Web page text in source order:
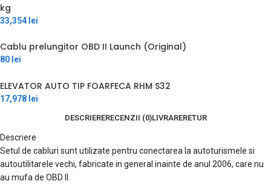
kg
33,354 lei
Cablu prelungitor OBD II Launch (Original)
80 lei
ELEVATOR AUTO TIP FOARFECA RHM S32
17,978 lei
DESCRIERERECENZII (0)LIVRARERETUR
Descriere
Setul de cabluri sunt utilizate pentru conectarea la autoturismele si
autoutilitarele vechi, fabricate in general inainte de anul 2006, care nu
au mufa de OBD II.